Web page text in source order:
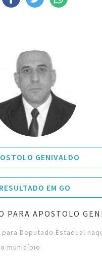
GENIVALDO
RESULTADO EM GO
PARA APOSTOLO
Deputado Estadual
município